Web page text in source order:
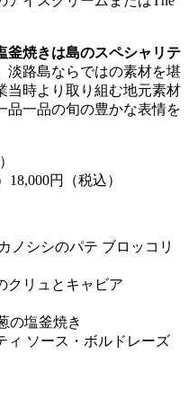
釜焼きは島のスペシャリテ
淡路島ならではの素材を堪
当時より取り組む地元素材
品一品の旬の豊かな表情を
18,000円（税込）
ノシシのパテ ブロッコリ
クリュとキャビア
の塩釜焼き
ィ ソース・ボルドレーズ